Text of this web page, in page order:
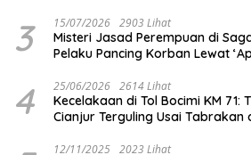
3 15/07/2026 2903 Lihat
Misteri Jasad Perempuan di
Pelaku Pancing Korban Lewat
4 25/06/2026 2614 Lihat
Kecelakaan di Tol Bocimi KM 71:
Cianjur Terguling Usai Tabrakan
12/11/2025 2023 Lihat